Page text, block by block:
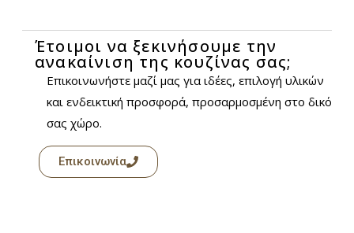
Έτοιμοι να ξεκινήσουμε την
ανακαίνιση της κουζίνας σας;
Επικοινωνήστε μαζί μας για ιδέες, επιλογή υλικών
και ενδεικτική προσφορά, προσαρμοσμένη στο δικό
σας χώρο.
Επικοινωνία